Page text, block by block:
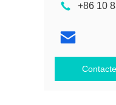
+86 10